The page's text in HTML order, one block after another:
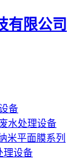
有限公司
备
水处理设备
米平面膜系列
理设备